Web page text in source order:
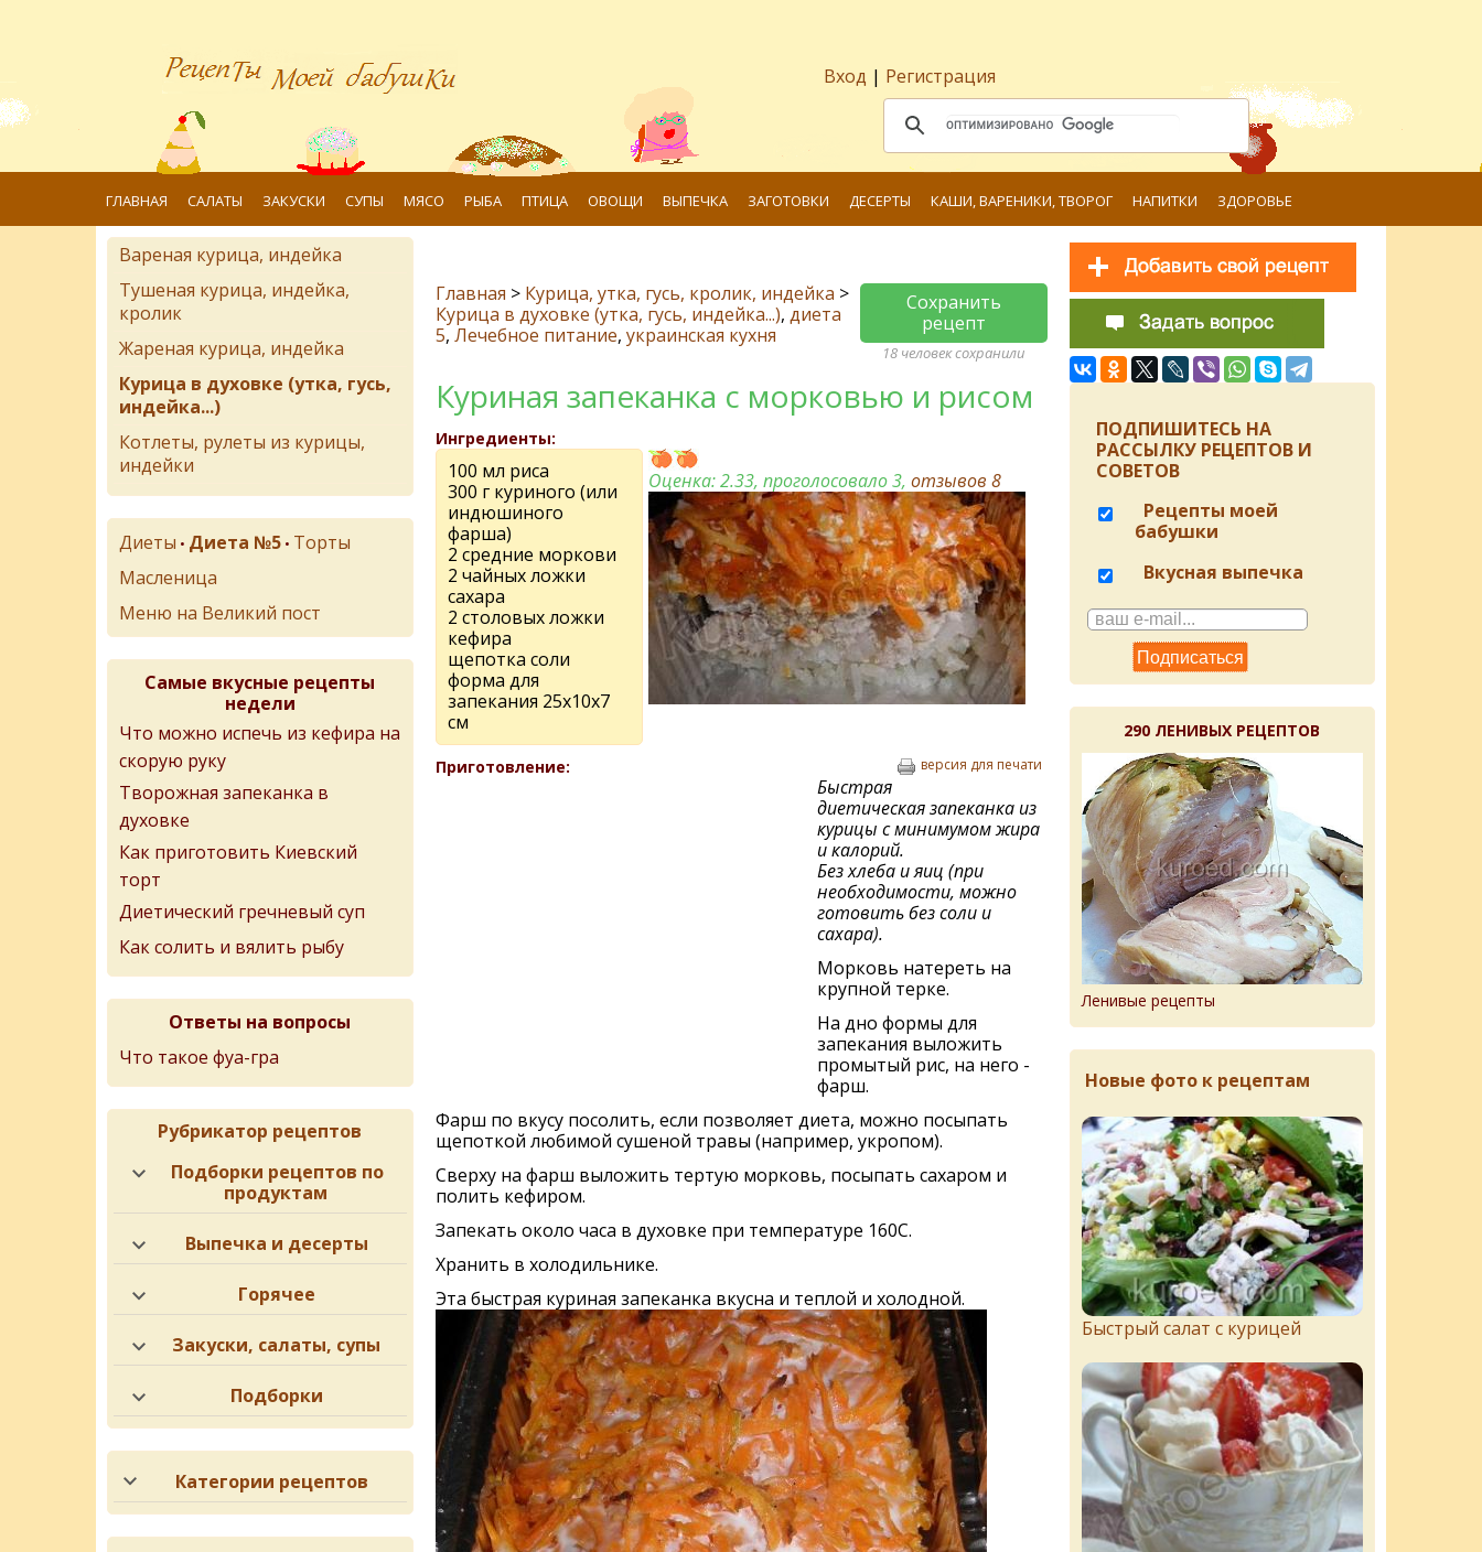
Вход | Регистрация
ГЛАВНАЯ САЛАТЫ ЗАКУСКИ СУПЫ МЯСО РЫБА ПТИЦА ОВОЩИ ВЫПЕЧКА ЗАГОТОВКИ ДЕСЕРТЫ КАШИ, ВАРЕНИКИ, ТВОРОГ НАПИТКИ ЗДОРОВЬЕ
Главная > Курица, утка, гусь, кролик, индейка >
Курица в духовке (утка, гусь, индейка...), диета
5, Лечебное питание, украинская кухня
Сохранить
рецепт
18 человек сохранили
Куриная запеканка с морковью и рисом
Ингредиенты:
100 мл риса
300 г куриного (или
индюшиного
фарша)
2 средние моркови
2 чайных ложки
сахара
2 столовых ложки
кефира
щепотка соли
форма для
запекания 25х10х7
см
Оценка:2.33, проголосовало 3,отзывов8
Приготовление: версия для печати
Быстрая
диетическая запеканка из
курицы с минимумом жира
и калорий.
Без хлеба и яиц (при
необходимости, можно
готовить без соли и
сахара).
Морковь натереть на
крупной терке.
На дно формы для
запекания выложить
промытый рис, на него -
фарш.
Фарш по вкусу посолить, если позволяет диета, можно посыпать
щепоткой любимой сушеной травы (например, укропом).
Сверху на фарш выложить тертую морковь, посыпать сахаром и
полить кефиром.
Запекать около часа в духовке при температуре 160С.
Хранить в холодильнике.
Эта быстрая куриная запеканка вкусна и теплой и холодной.
Вареная курица, индейка
Тушеная курица, индейка,
кролик
Жареная курица, индейка
Курица в духовке (утка, гусь,
индейка...)
Котлеты, рулеты из курицы,
индейки
Диеты • Диета №5 • Торты
Масленица
Меню на Великий пост
Самые вкусные рецепты
недели
Что можно испечь из кефира на
скорую руку
Творожная запеканка в
духовке
Как приготовить Киевский
торт
Диетический гречневый суп
Как солить и вялить рыбу
Ответы на вопросы
Что такое фуа-гра
Рубрикатор рецептов
Подборки рецептов по
продуктам
Выпечка и десерты
Горячее
Закуски, салаты, супы
Подборки
Категории рецептов
ПОДПИШИТЕСЬ НА
РАССЫЛКУ РЕЦЕПТОВ И
СОВЕТОВ
Рецепты моей
бабушки
Вкусная выпечка
290 ЛЕНИВЫХ РЕЦЕПТОВ
Ленивые рецепты
Новые фото к рецептам
Быстрый салат с курицей